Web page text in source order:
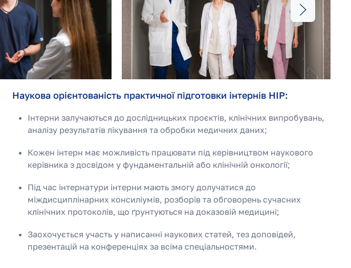
Наукова орієнтованість практичної підготовки інтернів НІР:
Інтерни залучаються до дослідницьких проєктів, клінічних випробувань,
аналізу результатів лікування та обробки медичних даних;
Кожен інтерн має можливість працювати під керівництвом наукового
керівника з досвідом у фундаментальній або клінічній онкології;
Під час інтернатури інтерни мають змогу долучатися до
міждисциплінарних консиліумів, розборів та обговорень сучасних
клінічних протоколів, що ґрунтуються на доказовій медицині;
Заохочується участь у написанні наукових статей, тез доповідей,
презентацій на конференціях за всіма спеціальностями.